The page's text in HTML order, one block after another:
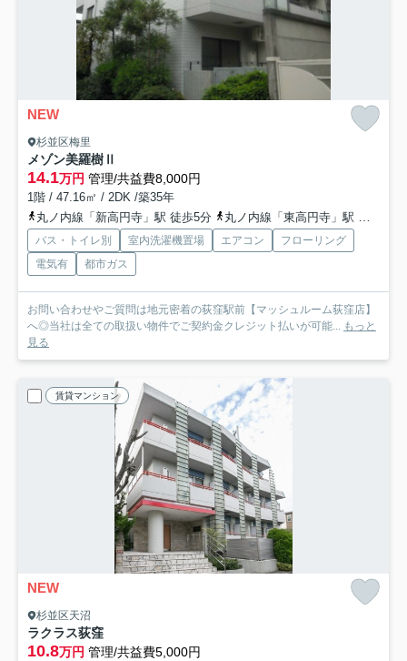
NEW
杉並区梅里
メゾン美羅樹Ⅱ
14.1万円 管理/共益費8,000円
1階 / 47.16㎡ / 2DK /築35年
丸ノ内線「新高円寺」駅 徒歩5分
丸ノ内線「東高円寺」駅 徒歩10分
バス・トイレ別 室内洗濯機置場 エアコン
フローリング
電気有
都市ガス
お問い合わせやご質問は地元密着の荻窪駅前【マッシュルーム荻窪店】
へ◎当社は全ての取扱い物件でご契約金クレジット払いが可能... もっと
見る
賃貸マンション
NEW
杉並区天沼
ラクラス荻窪
10.8万円 管理/共益費5,000円